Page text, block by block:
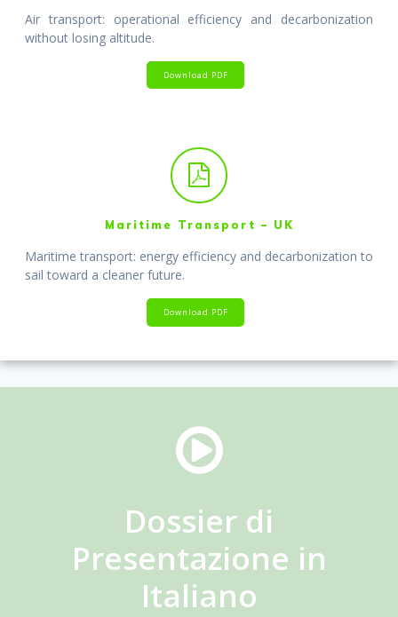
Air transport: operational efficiency and decarbonization
without losing altitude.
Download PDF
Maritime Transport – UK
Maritime transport: energy efficiency and decarbonization to
sail toward a cleaner future.
Download PDF
Dossier di
Presentazione in
Italiano